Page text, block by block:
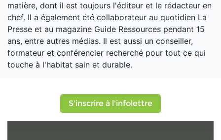
matière, dont il est toujours l'éditeur et le rédacteur en
chef. Il a également été collaborateur au quotidien La
Presse et au magazine Guide Ressources pendant 15
ans, entre autres médias. Il est aussi un conseiller,
formateur et conférencier recherché pour tout ce qui
touche à l'habitat sain et durable.
S'inscrire à l'infolettre